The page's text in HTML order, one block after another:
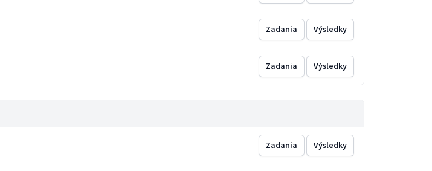
Zadania Výsledky
Zadania Výsledky
Zadania Výsledky